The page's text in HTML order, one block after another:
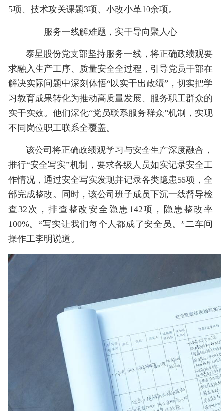
5项、技术攻关课题3项、小改小革10余项。
服务一线解难题，实干导向聚人心
泰星股份党支部坚持服务一线，将正确政绩观要
求融入生产工序、质量安全全过程，引导党员干部在
解决实际问题中深刻体悟“以实干出政绩”，切实把学
习教育成果转化为推动高质量发展、服务职工群众的
实干实效。他们深化“党员联系服务群众”机制，实现
不同岗位职工联系全覆盖。
该公司将正确政绩观学习与安全生产深度融合，
推行“安全写实”机制，要求各级人员如实记录安全工
作情况，通过安全写实发现并记录各类隐患55项，全
部完成整改。同时，该公司班子成员下沉一线督导检
查32次，排查整改安全隐患142项，隐患整改率
100%。“写实让我们每个人都成了安全员。”二车间
操作工李明说道。